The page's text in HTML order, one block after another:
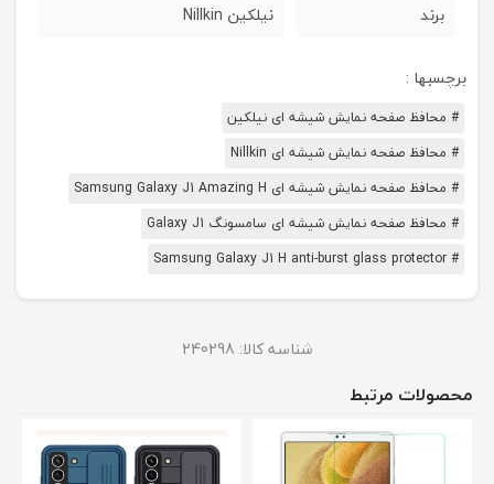
برند نیلکین Nillkin
برچسبها :
# محافظ صفحه نمایش شیشه ای نیلکین
# محافظ صفحه نمایش شیشه ای Nillkin
# محافظ صفحه نمایش شیشه ای Samsung Galaxy J1 Amazing H
# محافظ صفحه نمایش شیشه ای سامسونگ Galaxy J1
# Samsung Galaxy J1 H anti-burst glass protector
شناسه کالا: 240298
محصولات مرتبط